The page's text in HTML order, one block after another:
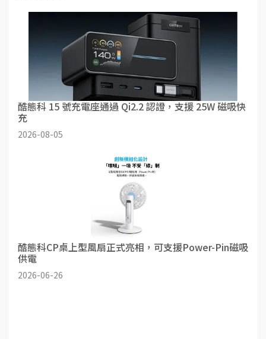
酷態科 15 號充電座通過 Qi2.2 認證，支援 25W 磁吸快
充
2026-08-05
酷態科CP桌上型風扇正式亮相，可支援Power-Pin磁吸
供電
2026-06-26